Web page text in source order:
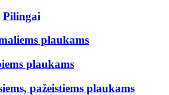
Pilingai
plaukams
plaukams
pažeistiems plaukams